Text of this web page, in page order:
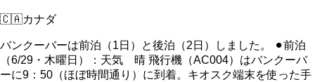
🇨🇦カナダ
バンクーバーは前泊（1日）と後泊（2日）しました。 ⚫︎前泊
（6/29・木曜日）：天気 晴 飛行機（AC004）はバンクーバ
ーに9：50（ほぼ時間通り）に到着。キオスク端末を使った手